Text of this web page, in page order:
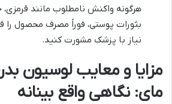
هرگونه واکنش نامطلوب مانند
بثورات پوستی، فوراً مصرف محصول
نیاز با پزشک مشورت کنید.
مزایا و معایب لوسیون
مای: نگاهی واقع بینانه